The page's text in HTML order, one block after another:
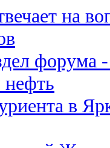
на
форума
нефть
в